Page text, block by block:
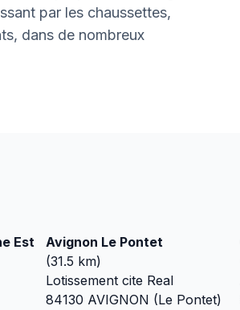
par les chaussettes,
dans de nombreux
Est
Avignon Le Pontet
(31.5 km)
Lotissement cite Real
84130 AVIGNON (Le Pontet)